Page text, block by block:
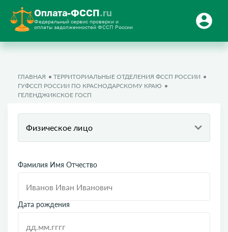
Оплата-ФССП.ru
Федеральный сервис проверки и
оплаты задолженностей ФССП России
ГЛАВНАЯ
ТЕРРИТОРИАЛЬНЫЕ ОТДЕЛЕНИЯ ФССП РОССИИ
ГУФССП РОССИИ ПО КРАСНОДАРСКОМУ КРАЮ
ГЕЛЕНДЖИКСКОЕ ГОСП
Физическое лицо
Фамилия Имя Отчество
Дата рождения